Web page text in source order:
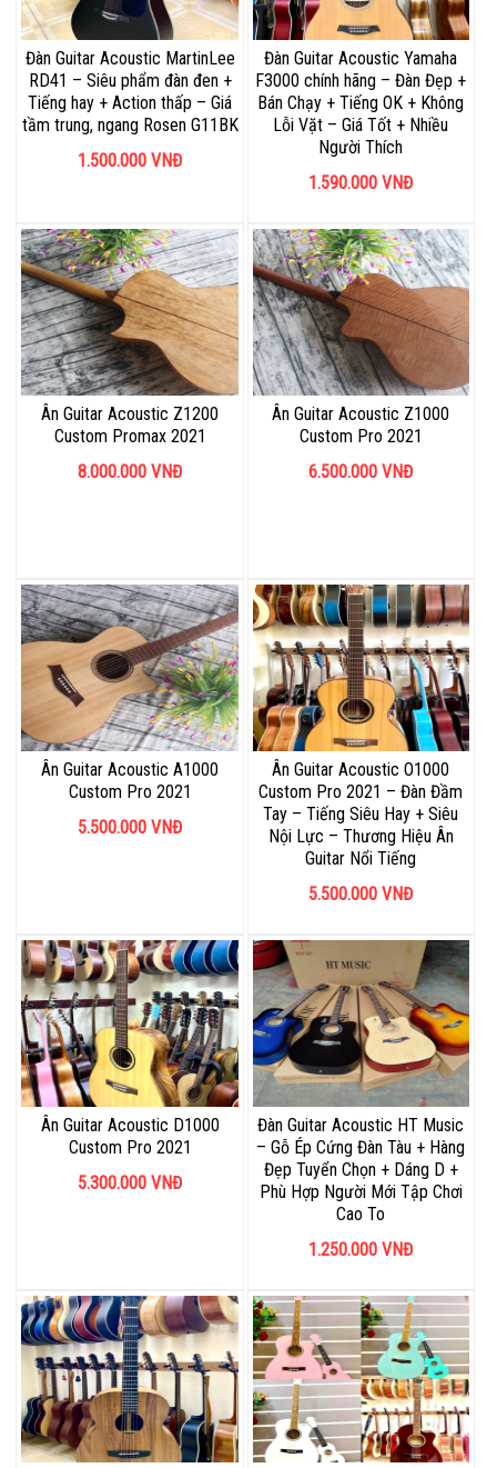
Đàn Guitar Acoustic MartinLee
RD41 – Siêu phẩm đàn đen +
Tiếng hay + Action thấp – Giá
tầm trung, ngang Rosen G11BK
1.500.000 VNĐ
Đàn Guitar Acoustic Yamaha
F3000 chính hãng – Đàn Đẹp +
Bán Chạy + Tiếng OK + Không
Lỗi Vặt – Giá Tốt + Nhiều
Người Thích
1.590.000 VNĐ
Ân Guitar Acoustic Z1200
Custom Promax 2021
8.000.000 VNĐ
Ân Guitar Acoustic Z1000
Custom Pro 2021
6.500.000 VNĐ
Ân Guitar Acoustic A1000
Custom Pro 2021
5.500.000 VNĐ
Ân Guitar Acoustic O1000
Custom Pro 2021 – Đàn Đầm
Tay – Tiếng Siêu Hay + Siêu
Nội Lực – Thương Hiệu Ân
Guitar Nổi Tiếng
5.500.000 VNĐ
Ân Guitar Acoustic D1000
Custom Pro 2021
5.300.000 VNĐ
Đàn Guitar Acoustic HT Music
– Gỗ Ép Cứng Đàn Tàu + Hàng
Đẹp Tuyển Chọn + Dáng D +
Phù Hợp Người Mới Tập Chơi
Cao To
1.250.000 VNĐ